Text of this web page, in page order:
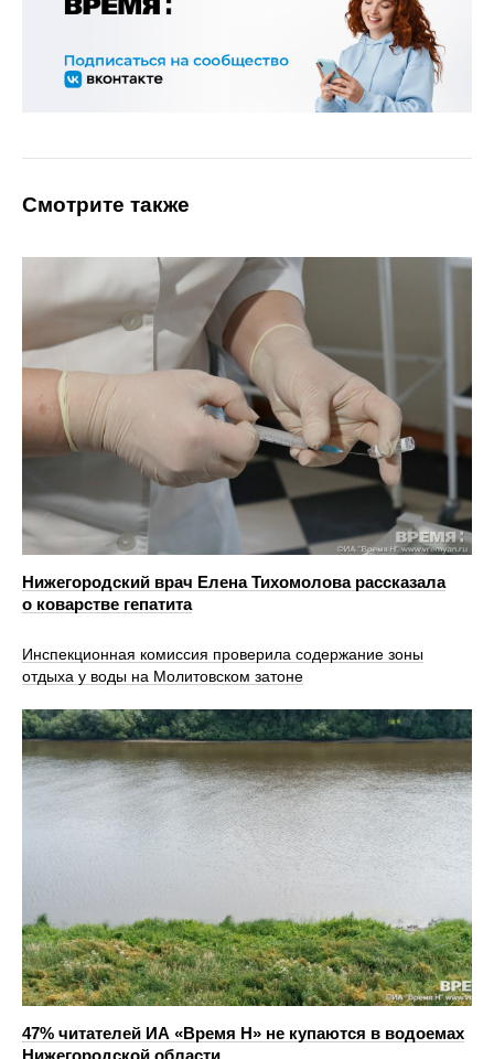
Смотрите также
Нижегородский врач Елена Тихомолова рассказала
о коварстве гепатита
Инспекционная комиссия проверила содержание зоны
отдыха у воды на Молитовском затоне
47% читателей ИА «Время Н» не купаются в водоемах